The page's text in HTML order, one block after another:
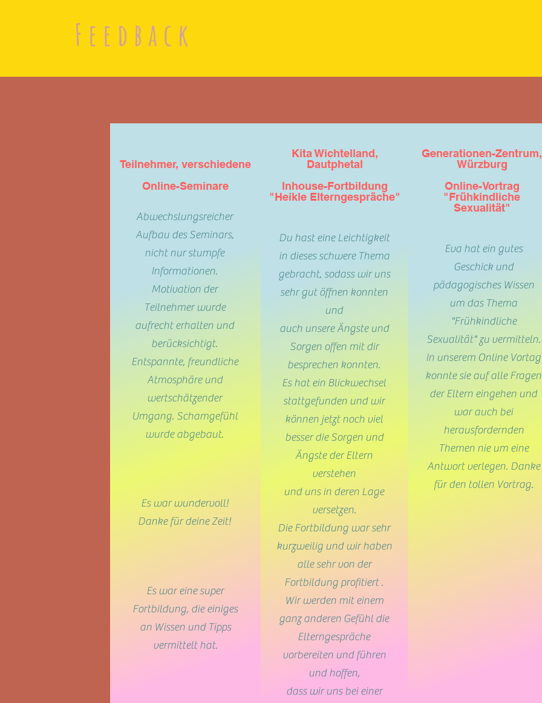
Feedback
Teilnehmer, verschiedene
Online-Seminare
Abwechslungsreicher
Aufbau des Seminars,
nicht nur stumpfe
Informationen.
Motivation der
Teilnehmer wurde
aufrecht erhalten und
berücksichtigt.
Entspannte, freundliche
Atmosphäre und
wertschätzender
Umgang. Schamgefühl
wurde abgebaut.
Es war wundervoll!
Danke für deine Zeit!
Es war eine super
Fortbildung, die einiges
an Wissen und Tipps
vermittelt hat.
Kita Wichtelland,
Dautphetal
Inhouse-Fortbildung
"Heikle Elterngespräche"
Du hast eine Leichtigkeit
in dieses schwere Thema
gebracht, sodass wir uns
sehr gut öffnen konnten
und
auch unsere Ängste und
Sorgen offen mit dir
besprechen konnten.
Es hat ein Blickwechsel
stattgefunden und wir
können jetzt noch viel
besser die Sorgen und
Ängste der Eltern
verstehen
und uns in deren Lage
versetzen.
Die Fortbildung war sehr
kurzweilig und wir haben
alle sehr von der
Fortbildung profitiert .
Wir werden mit einem
ganz anderen Gefühl die
Elterngespräche
vorbereiten und führen
und hoffen,
dass wir uns bei einer
Generationen-Zentrum,
Würzburg
Online-Vortrag
"Frühkindliche
Sexualität"
Eva hat ein gutes
Geschick und
pädagogisches Wissen
um das Thema
"Frühkindliche
Sexualität" zu vermitteln.
In unserem Online Vortag
konnte sie auf alle Fragen
der Eltern eingehen und
war auch bei
herausfordernden
Themen nie um eine
Antwort verlegen. Danke
für den tollen Vortrag.